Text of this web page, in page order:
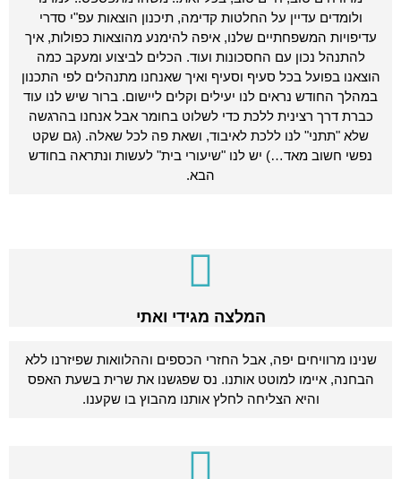
ולומדים עדיין על החלטות קדימה, תיכנון הוצאות עפ"י סדרי
עדיפויות המשפחתיים שלנו, איפה להימנע מהוצאות כפולות, איך
להתנהל נכון עם החסכונות ועוד. הכלים לביצוע ומעקב כמה
הוצאנו בפועל בכל סעיף וסעיף ואיך שאנחנו מתנהלים לפי התכנון
במהלך החודש נראים לנו יעילים וקלים ליישום. ברור שיש לנו עוד
כברת דרך רצינית ללכת כדי לשלוט בחומר אבל אנחנו בהרגשה
שלא "תתני" לנו ללכת לאיבוד, ושאת פה לכל שאלה. (גם שקט
נפשי חשוב מאד…) יש לנו "שיעורי בית" לעשות ונתראה בחודש
הבא.
המלצה מגידי ואתי
שנינו מרוויחים יפה, אבל החזרי הכספים וההלוואות שפיזרנו ללא
הבחנה, איימו למוטט אותנו. נס שפגשנו את שרית בשעת האפס
והיא הצליחה לחלץ אותנו מהבוץ בו שקענו.